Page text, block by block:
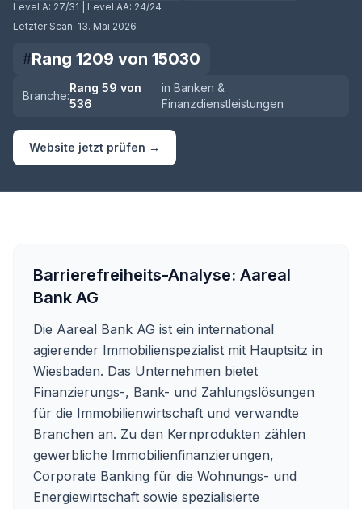
Level A: 27/31 | Level AA: 24/24
Letzter Scan: 13. Mai 2026
#Rang 1209 von 15030
Branche:
Rang 59 von
536
inBanken &
Finanzdienstleistungen
Website jetzt prüfen →
Barrierefreiheits-Analyse: Aareal
Bank AG
Die Aareal Bank AG ist ein international
agierender Immobilienspezialist mit Hauptsitz in
Wiesbaden. Das Unternehmen bietet
Finanzierungs-, Bank- und Zahlungslösungen
für die Immobilienwirtschaft und verwandte
Branchen an. Zu den Kernprodukten zählen
gewerbliche Immobilienfinanzierungen,
Corporate Banking für die Wohnungs- und
Energiewirtschaft sowie spezialisierte